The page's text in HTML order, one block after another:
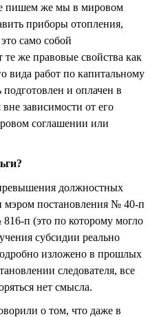
пишем же мы в мировом
приборы отопления,
само собой
те же правовые свойства как
вида работ по капитальному
и оплачен в
зависимости от его
соглашении или
должностных
постановления № 40-п
п (это по которому могло
субсидии реально
изложено в прошлых
следователя, все
нет смысла.
о том, что даже в